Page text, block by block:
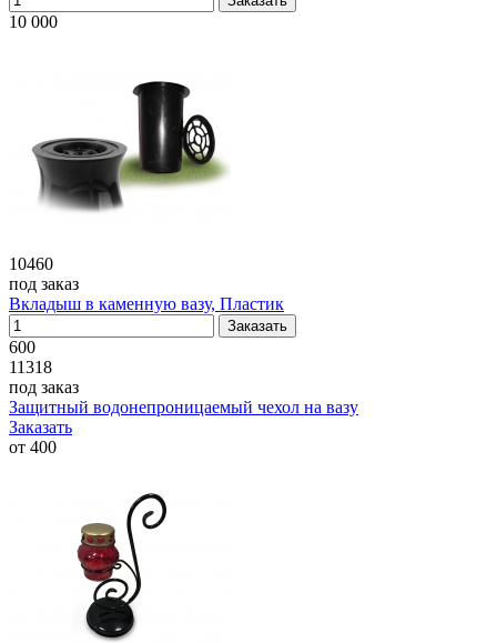
10 000
10460
под заказ
Вкладыш в каменную вазу, Пластик
600
11318
под заказ
Защитный водонепроницаемый чехол на вазу
Заказать
от 400